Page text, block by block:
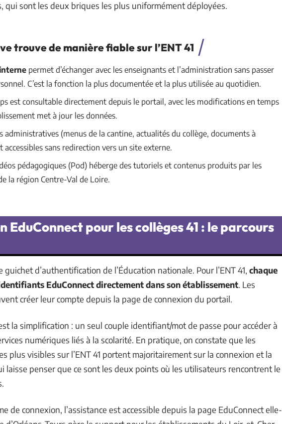
qui sont les deux briques les plus uniformément déployées.
trouve de manière fiable sur l’ENT 41
permet d’échanger avec les enseignants et l’administration sans passer
C’est la fonction la plus documentée et la plus utilisée au quotidien.
est consultable directement depuis le portail, avec les modifications en temps
met à jour les données.
administratives (menus de la cantine, actualités du collège, documents à
accessibles sans redirection vers un site externe.
pédagogiques (Pod) héberge des tutoriels et contenus produits par les
la région Centre-Val de Loire.
EduConnect pour les collèges 41 : le parcours
guichet d’authentification de l’Éducation nationale. Pour l’ENT 41, chaque
EduConnect directement dans son établissement. Les
créer leur compte depuis la page de connexion du portail.
la simplification : un seul couple identifiant/mot de passe pour accéder à
numériques liés à la scolarité. En pratique, on constate que les
plus visibles sur l’ENT 41 portent majoritairement sur la connexion et la
laisse penser que ce sont les deux points où les utilisateurs rencontrent le
de connexion, l’assistance est accessible depuis la page EduConnect elle-